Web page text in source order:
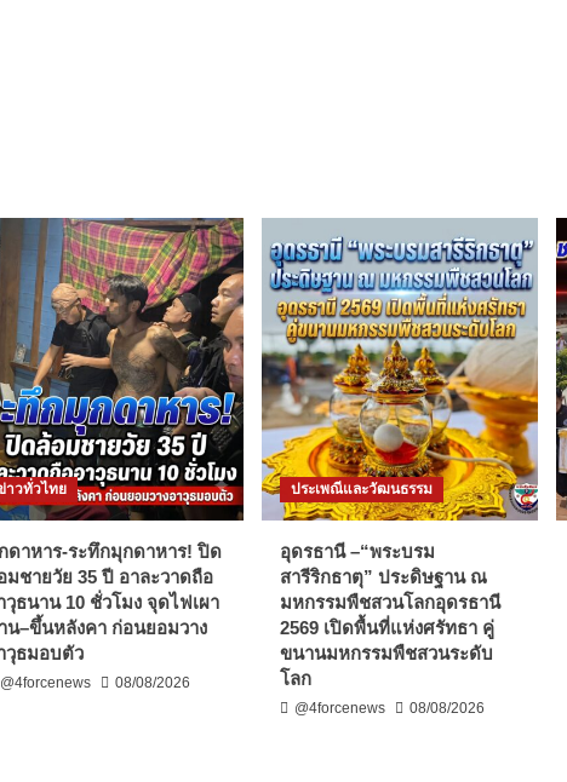
าวทั่วไทย
ดาหาร-ระทึกมุกดาหาร! ปิด
มชายวัย 35 ปี อาละวาดถือ
วุธนาน 10 ชั่วโมง จุดไฟเผา
น–ขึ้นหลังคา ก่อนยอมวาง
วุธมอบตัว
@4forcenews 08/08/2026
ประเพณีและวัฒนธรรม
อุดรธานี –“พระบรม
สารีริกธาตุ” ประดิษฐาน ณ
มหกรรมพืชสวนโลกอุดรธานี
2569 เปิดพื้นที่แห่งศรัทธา คู่
ขนานมหกรรมพืชสวนระดับ
โลก
@4forcenews 08/08/2026